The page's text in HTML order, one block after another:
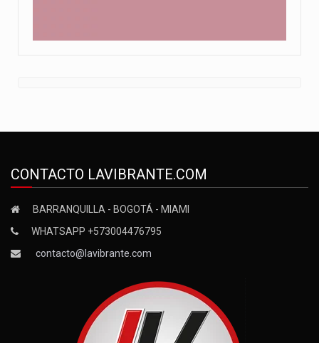
CONTACTO LAVIBRANTE.COM
BARRANQUILLA - BOGOTÁ - MIAMI
WHATSAPP +573004476795
contacto@lavibrante.com